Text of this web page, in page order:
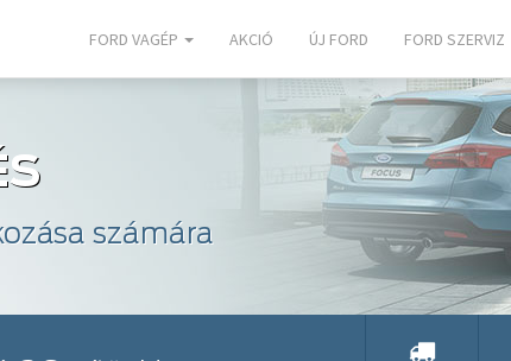
FORD VAGÉP AKCIÓ ÚJ FORD FORD SZERVIZ
számára